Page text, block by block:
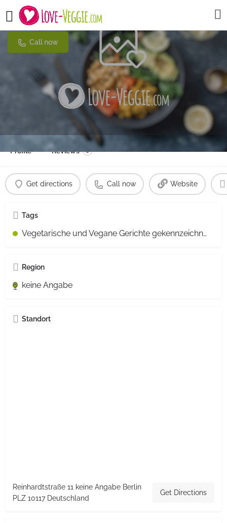
Gayaya
Call now
Profile Reviews 0
Get directions Call now Website
Tags
Vegetarische und Vegane Gerichte gekennzeichnet
Region
keine Angabe
Standort
Reinhardtstraße 11 keine Angabe Berlin
PLZ 10117 Deutschland
Get Directions